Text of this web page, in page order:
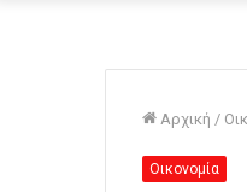
Αρχική /
Οικονομία